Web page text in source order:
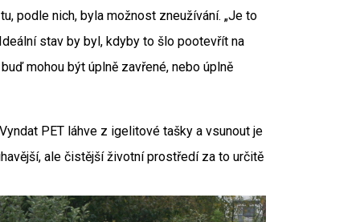
podle nich, byla možnost zneužívání. „Je to
stav by byl, kdyby to šlo pootevřít na
mohou být úplně zavřené, nebo úplně
PET láhve z igelitové tašky a vsunout je
ale čistější životní prostředí za to určitě